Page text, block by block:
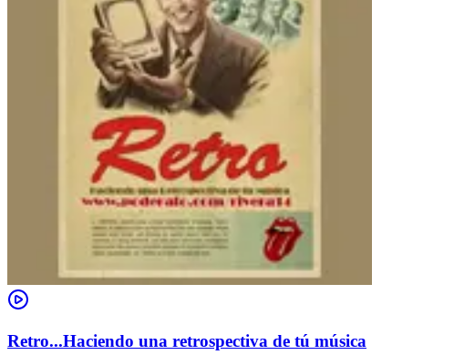
Retro...Haciendo una retrospectiva de tú música